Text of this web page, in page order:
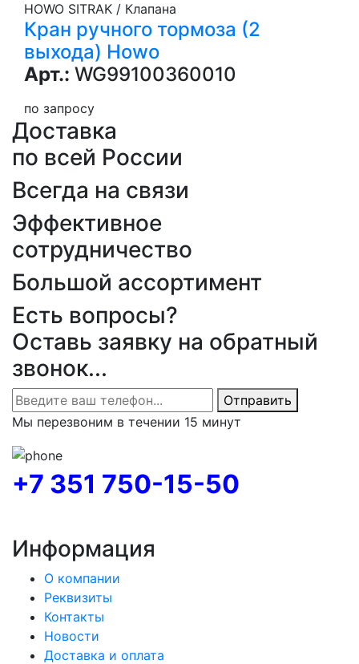
HOWO SITRAK / Клапана
Кран ручного тормоза (2
выхода) Howo
Арт.: WG99100360010
по запросу
Доставка
по всей России
Всегда на связи
Эффективное
сотрудничество
Большой ассортимент
Есть вопросы?
Оставь заявку на обратный
звонок...
Отправить
Мы перезвоним в течении 15 минут
+7 351 750-15-50
Информация
О компании
Реквизиты
Контакты
Новости
Доставка и оплата